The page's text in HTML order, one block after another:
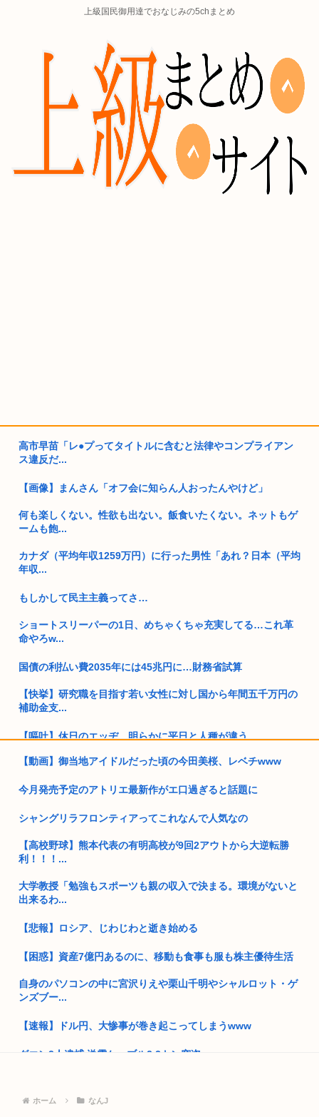
上級国民御用達でおなじみの5chまとめ
高市早苗「レ●プってタイトルに含むと法律やコンプライアン
ス違反だ...
【画像】まんさん「オフ会に知らん人おったんやけど」
何も楽しくない。性欲も出ない。飯食いたくない。ネットもゲ
ームも飽...
カナダ（平均年収1259万円）に行った男性「あれ？日本（平均
年収...
もしかして民主主義ってさ…
ショートスリーパーの1日、めちゃくちゃ充実してる…これ革
命やろw...
国債の利払い費2035年には45兆円に…財務省試算
【快挙】研究職を目指す若い女性に対し国から年間五千万円の
補助金支...
【嘔吐】休日のエッヂ、明らかに平日と人種が違う
女さん、めじるしアクセサリをとんでもない量買い占めてしま
す」と...
30男独身が見るべきアニメwww
タクシーで拉致動員されそうになったウクライナ人 奥さんのギ
上
JR東日本、特急あずさの席が8割埋まると200km以上の特急料
金...
福岡県議会「みかじめ料」自民党県議団の幹部から約2000万円
15歳少女に性的暴行した54歳、明らかにケンモメン
【動画】御当地アイドルだった頃の今田美桜、レベチwww
今月発売予定のアトリエ最新作がエ口過ぎると話題に
シャングリラフロンティアってこれなんで人気なの
【高校野球】熊本代表の有明高校が9回2アウトから大逆転勝
利！！！...
大学教授「勉強もスポーツも親の収入で決まる。環境がないと
出来るわ...
【悲報】ロシア、じわじわと逝き始める
【困惑】資産7億円あるのに、移動も食事も服も株主優待生活
自身のパソコンの中に宮沢りえや栗山千明やシャルロット・ゲ
ンズブー...
【速報】ドル円、大惨事が巻き起こってしまうwww
グエン2人逮捕 送電ケーブル2.2トン窃盗
ホーム なんJ